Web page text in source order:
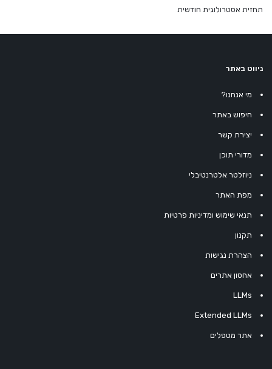
תחזית אסטרולוגית חודשית
ניווט באתר
מי אנחנו?
חיפוש באתר
יצירת קשר
מדורי תוכן
ניוזלטר אלטרנטיבלי
מפת האתר
תנאי שימוש ומדיניות פרטיות
תקנון
הצהרת נגישות
אחסון אתרים
LLMs
Extended LLMs
אתר מטפלים